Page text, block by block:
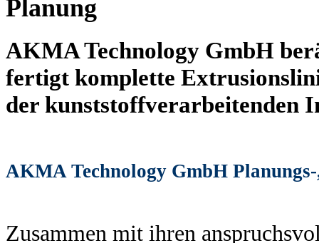
Planung
AKMA Technology GmbH
fertigt komplette
der kunststoffverarbeitenden
AKMA Technology GmbH
Zusammen mit ihren